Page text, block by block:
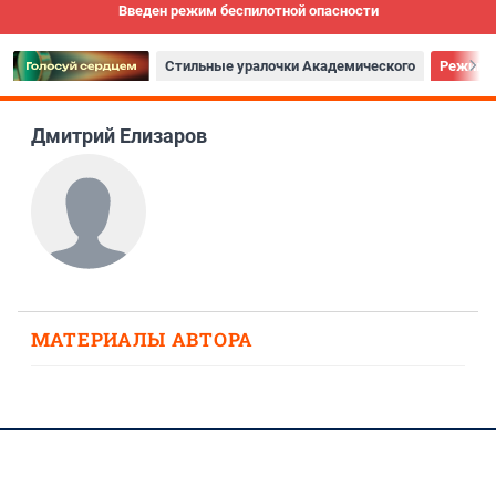
Введен режим беспилотной опасности
Стильные уралочки Академического Режим
Дмитрий Елизаров
МАТЕРИАЛЫ АВТОРА